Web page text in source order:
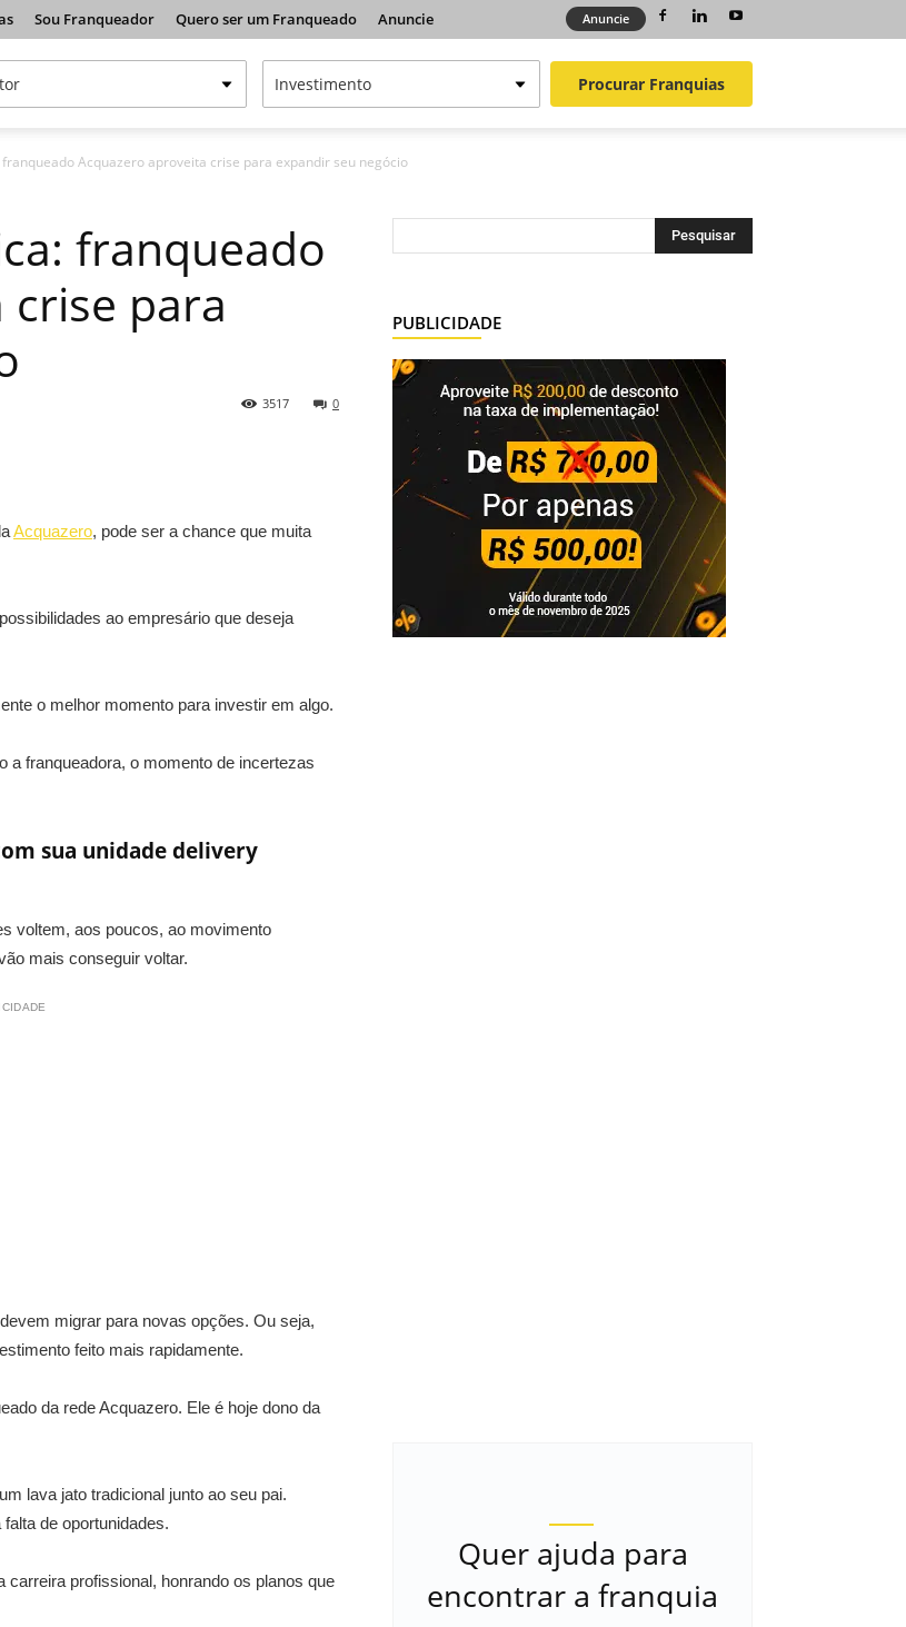
Sou Franqueador Quero ser um Franqueado Anuncie Anuncie
Procurar Franquias
Acquazero aproveita crise para expandir seu negócio
franqueado
para
0
3517
Acquazero, pode ser a chance que muita
ao empresário que deseja
o melhor momento para investir em algo.
a franqueadora, o momento de incertezas
sua unidade delivery
voltem, aos poucos, ao movimento
mais conseguir voltar.
migrar para novas opções. Ou seja,
feito mais rapidamente.
da rede Acquazero. Ele é hoje dono da
lava jato tradicional junto ao seu pai.
de oportunidades.
profissional, honrando os planos que
PUBLICIDADE
Quer ajuda para
encontrar a franquia